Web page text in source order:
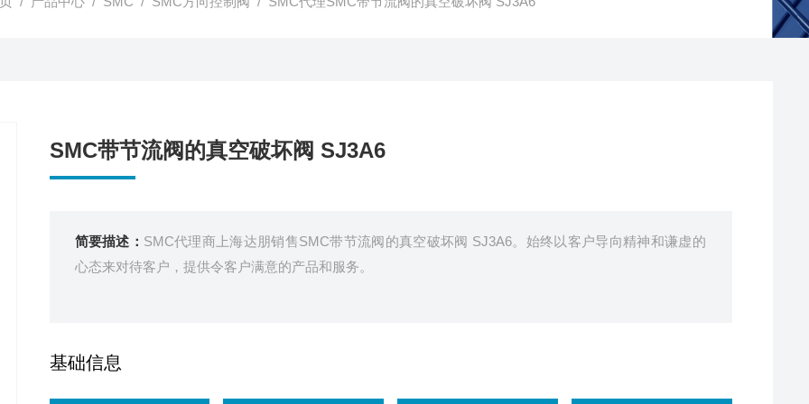
SMC带节流阀的真空破坏阀 SJ3A6
简要描述： SMC代理商上海达朋销售SMC带节流阀的真空破坏阀 SJ3A6。始终以客户导向精神和谦虚的
心态来对待客户，提供令客户满意的产品和服务。
基础信息